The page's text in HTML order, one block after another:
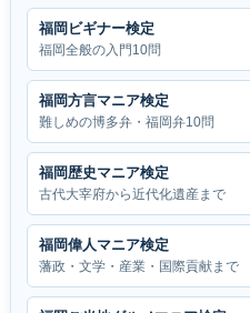
福岡ビギナー検定
福岡全般の入門10問
福岡方言マニア検定
難しめの博多弁・福岡弁10問
福岡歴史マニア検定
古代大宰府から近代化遺産まで
福岡偉人マニア検定
藩政・文学・産業・国際貢献まで